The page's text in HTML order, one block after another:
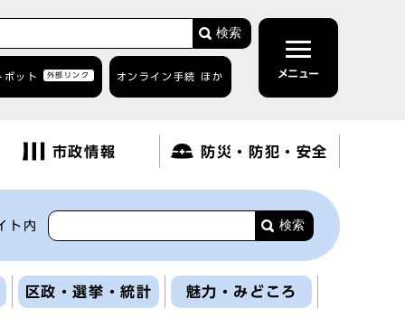
検索
ボット 外部リンク オンライン手続 ほか メニュー
市政情報 防災・防犯・安全
ト内 検索
区政・選挙・統計 魅力・みどころ